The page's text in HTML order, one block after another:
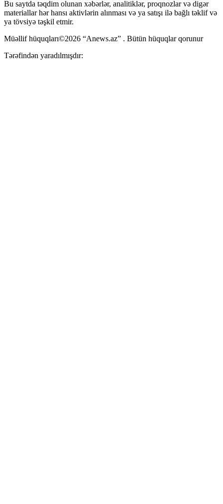
Bu saytda təqdim olunan xəbərlər, analitiklər, proqnozlar və digər
materiallar hər hansı aktivlərin alınması və ya satışı ilə bağlı təklif və
ya tövsiyə təşkil etmir.
Müəllif hüquqları©2026 “Anews.az” . Bütün hüquqlar qorunur
Tərəfindən yaradılmışdır: